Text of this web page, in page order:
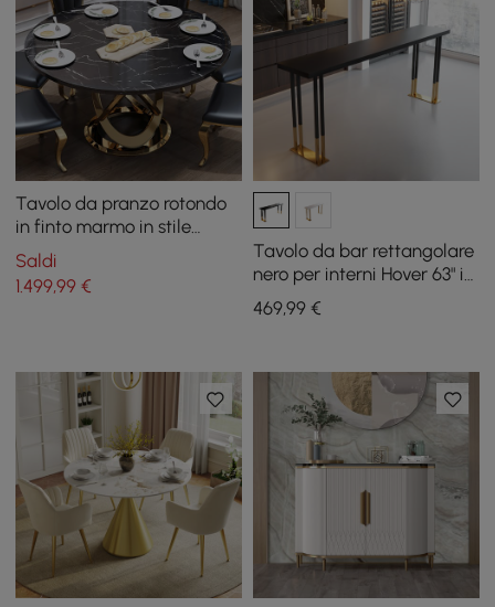
Tavolo da pranzo rotondo
in finto marmo in stile
moderno da 51,2 pollici per
4-6 persone
Saldi
1.499,99 €
Tavolo da bar rettangolare
nero per interni Hover 63" in
acciaio inossidabile in oro
469,99€